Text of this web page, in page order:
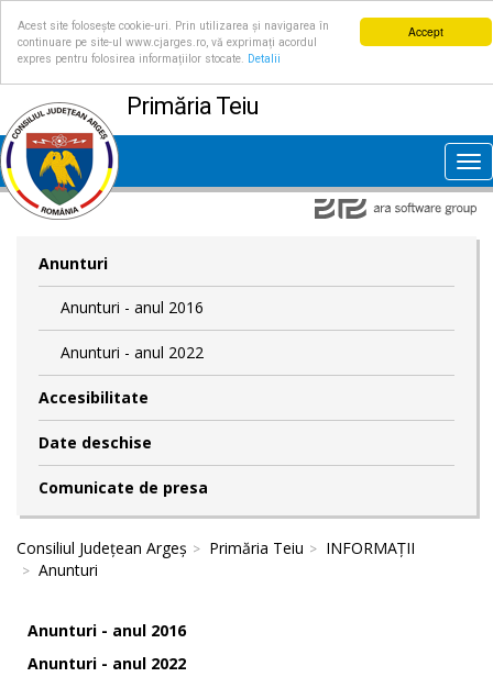
Accept
Acest site folosește cookie-uri. Prin utilizarea și navigarea în
continuare pe site-ul www.cjarges.ro, vă exprimați acordul
expres pentru folosirea informațiilor stocate.
Detalii
Primăria Teiu
Anunturi
Anunturi - anul 2016
Anunturi - anul 2022
Accesibilitate
Date deschise
Comunicate de presa
Consiliul Județean Argeș Primăria Teiu
INFORMAȚII
Anunturi
Anunturi - anul 2016
Anunturi - anul 2022